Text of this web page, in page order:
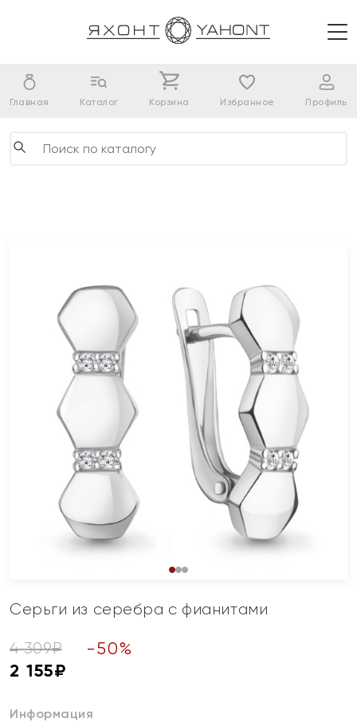
Главная Каталог Корзина Избранное Профиль
Серьги из серебра с фианитами
4 309₽ -50%
2 155₽
Информация